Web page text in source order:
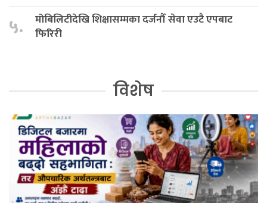
५.
मोबिलिटीदेखि शिक्षासम्मका दर्जनौँ सेवा एउटै एपबाट
फिरिरी
विशेष